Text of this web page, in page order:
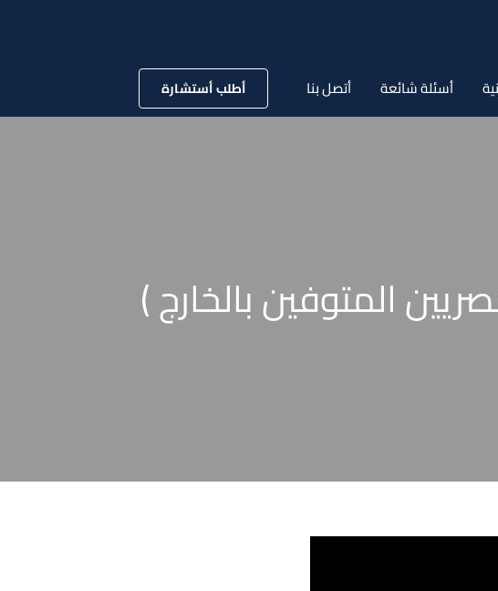
أسئلة شائعة أتصل بنا أطلب أستشارة
المتوفين بالخارج )